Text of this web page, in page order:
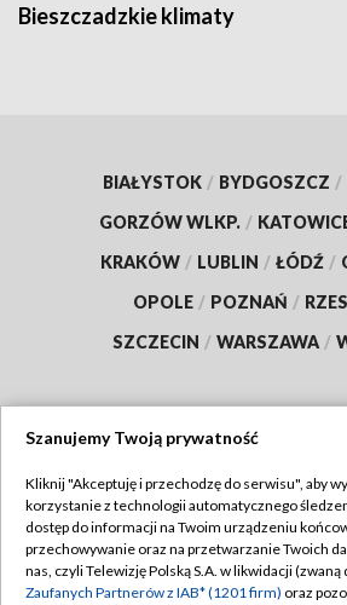
Bieszczadzkie klimaty
BIAŁYSTOK / BYDGOSZCZ /
GORZÓW WLKP. /
KRAKÓW / LUBLIN / ŁÓDŹ /
OPOLE / POZNAŃ /
SZCZECIN / WARSZAWA /
TVP
Abonament TVP
Emisja w TVP
Regulamin TVP
Polityka
Szanujemy Twoją prywatność
Kliknij "Akceptuję i przechodzę do serwisu", aby
korzystanie z technologii automatycznego
dostęp do informacji na Twoim urządzeniu
przechowywanie oraz na przetwarzanie Twoich
nas, czyli Telewizję Polską S.A. w likwidacji (zwaną
Zaufanych Partnerów z IAB* (1201 firm) oraz